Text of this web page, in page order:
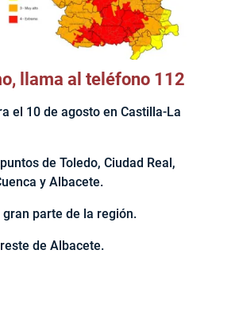
llama al teléfono 112
el 10 de agosto en Castilla-La
de Toledo, Ciudad Real,
y Albacete.
gran parte de la región.
de Albacete.